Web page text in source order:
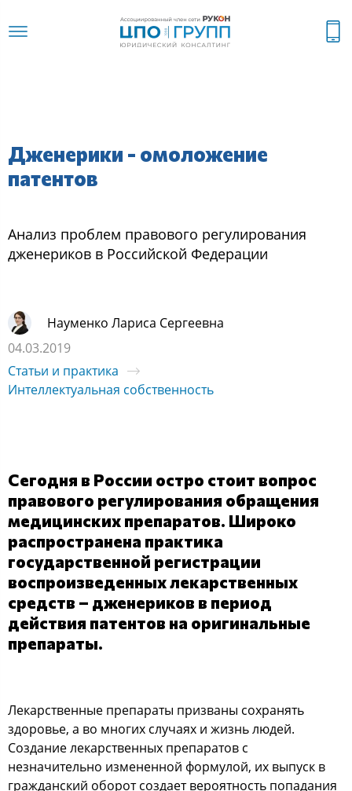
Дженерики - омоложение
патентов
Анализ проблем правового регулирования
дженериков в Российской Федерации
Науменко Лариса Сергеевна
04.03.2019
Статьи и практика
Интеллектуальная собственность
Сегодня в России остро стоит вопрос
правового регулирования обращения
медицинских препаратов. Широко
распространена практика
государственной регистрации
воспроизведенных лекарственных
средств – дженериков в период
действия патентов на оригинальные
препараты.
Лекарственные препараты призваны сохранять
здоровье, а во многих случаях и жизнь людей.
Создание лекарственных препаратов с
незначительно измененной формулой, их выпуск в
гражданский оборот создает вероятность попадания